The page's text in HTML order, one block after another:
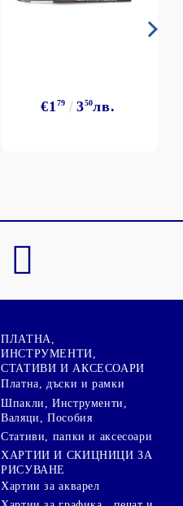
€179 350лв.
ПЛАТНА,
ИНСТРУМЕНТИ,
СТАТИВИ И АКСЕСОАРИ
Платна, дъски и рамки
Шпакли, Инструменти,
Валяци, Пособия
Стативи, папки и аксесоари
ХАРТИИ И СКИЦНИЦИ ЗА
РИСУВАНЕ
Хартии за акварел